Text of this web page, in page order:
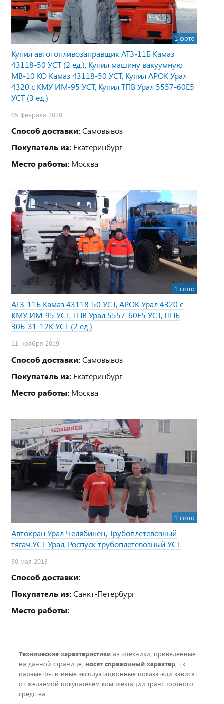
1 фото
Купил автотопливозаправщик АТЗ-11Б Камаз
43118-50 УСТ (2 ед.), Купил машину вакуумную
МВ-10 КО Камаз 43118-50 УСТ, Купил АРОК Урал
4320 с КМУ ИМ-95 УСТ, Купил ТПВ Урал 5557-60Е5
УСТ (3 ед.)
05 февраля 2020
Способ доставки:Самовывоз
Покупатель из: Екатеринбург
Место работы: Москва
1 фото
АТЗ-11Б Камаз 43118-50 УСТ, АРОК Урал 4320 с
КМУ ИМ-95 УСТ, ТПВ Урал 5557-60Е5 УСТ, ППБ
30Б-31-12К УСТ (2 ед.)
11 ноября 2019
Способ доставки:Самовывоз
Покупатель из: Екатеринбург
Место работы: Москва
1 фото
Автокран Урал Челябинец, Трубоплетевозный
тягач УСТ Урал, Роспуск трубоплетевозный УСТ
30 мая 2013
Способ доставки:
Покупатель из:Санкт-Петербург
Место работы:
Технические характеристики автотехники, приведенные
на данной странице, носят справочный характер, т.к.
параметры и иные эксплуатационные показатели зависят
от желаемой покупателем комплектации транспортного
средства.